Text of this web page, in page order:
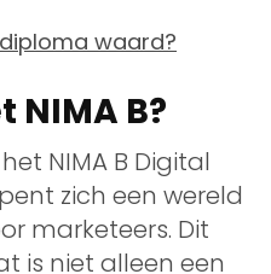
waard?
B?
NIMA B Digital
zich een wereld
marketeers. Dit
is niet alleen een